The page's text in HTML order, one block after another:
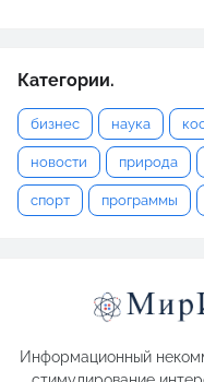
Категории.
бизнес наука
новости природа
спорт программы
Информационный